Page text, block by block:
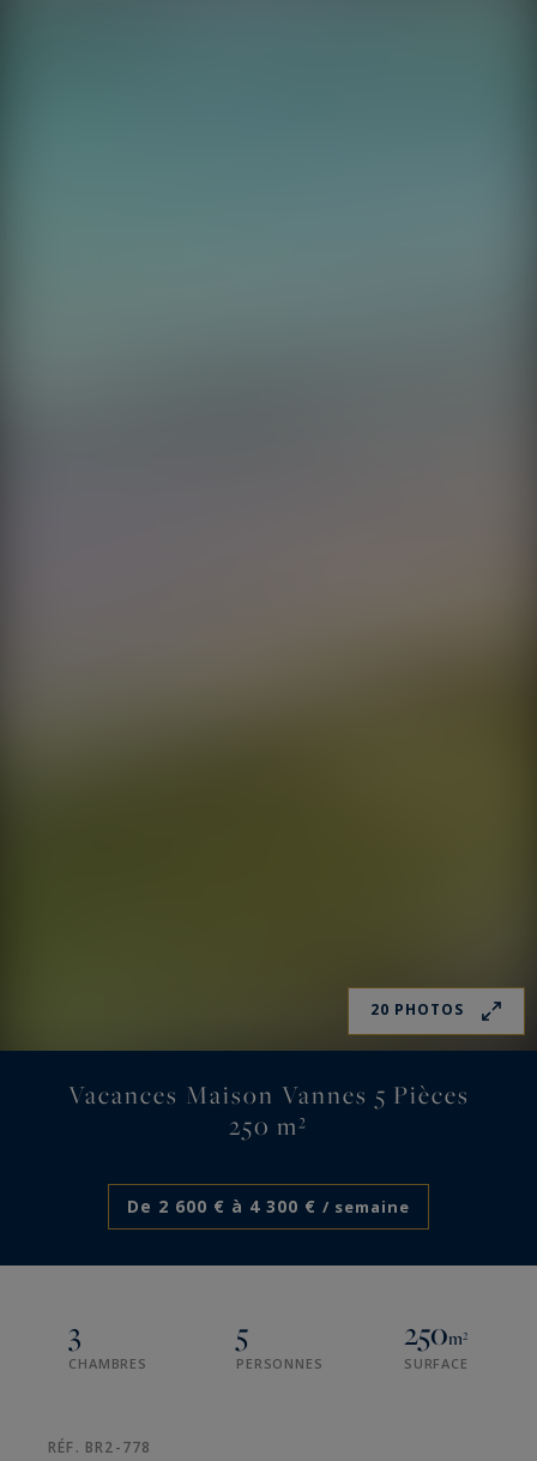
20 PHOTOS
Vacances Maison Vannes 5 Pièces
250 m²
De 2 600 € à 4 300 € / semaine
3
CHAMBRES
5
PERSONNES
250m²
SURFACE
RÉF. BR2-778